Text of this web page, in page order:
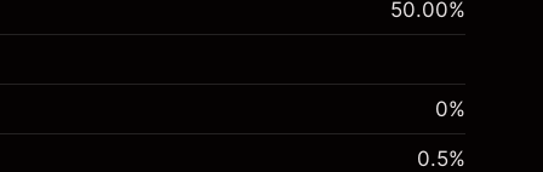
50.00%
0%
0.5%